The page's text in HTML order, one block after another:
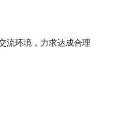
流环境，力求达成合理